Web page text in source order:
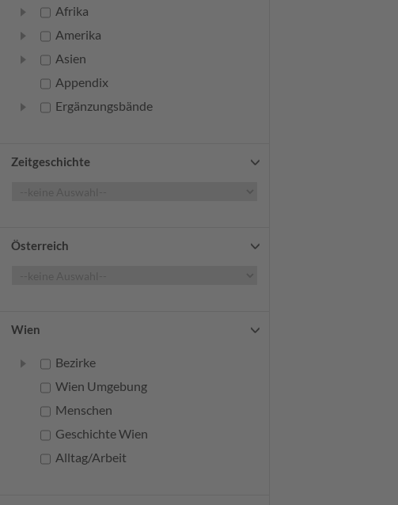
Weitere
Afrika
Amerika
Asien
Appendix
Ergänzungsbände
Zeitgeschichte
Österreich
Wien
Bezirke
Wien Umgebung
Menschen
Geschichte Wien
Alltag/Arbeit